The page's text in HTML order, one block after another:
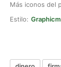
Más iconos del
Estilo: